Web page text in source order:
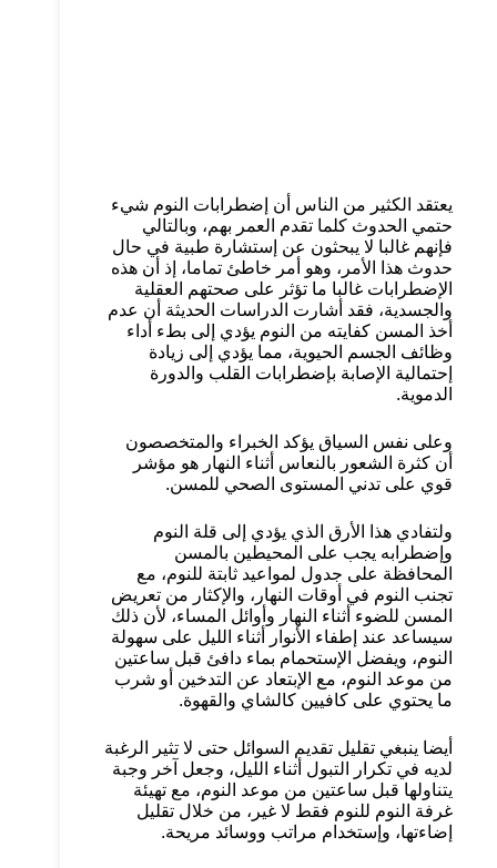
يعتقد الكثير من الناس أن إضطرابات النوم شيء
حتمي الحدوث كلما تقدم العمر بهم، وبالتالي
فإنهم غالبا لا يبحثون عن إستشارة طبية في حال
حدوث هذا الأمر، وهو أمر خاطئ تماما، إذ أن هذه
الإضطرابات غالبا ما تؤثر على صحتهم العقلية
والجسدية، فقد أشارت الدراسات الحديثة أن عدم
أخذ المسن كفايته من النوم يؤدي إلى بطء أداء
وظائف الجسم الحيوية، مما يؤدي إلى زيادة
إحتمالية الإصابة بإضطرابات القلب والدورة
الدموية.
وعلى نفس السياق يؤكد الخبراء والمتخصصون
أن كثرة الشعور بالنعاس أثناء النهار هو مؤشر
قوي على تدني المستوى الصحي للمسن.
ولتفادي هذا الأرق الذي يؤدي إلى قلة النوم
وإضطرابه يجب على المحيطين بالمسن
المحافظة على جدول لمواعيد ثابتة للنوم، مع
تجنب النوم في أوقات النهار، والإكثار من تعريض
المسن للضوء أثناء النهار وأوائل المساء، لأن ذلك
سيساعد عند إطفاء الأنوار أثناء الليل على سهولة
النوم، ويفضل الإستحمام بماء دافئ قبل ساعتين
من موعد النوم، مع الإبتعاد عن التدخين أو شرب
ما يحتوي على كافيين كالشاي والقهوة.
أيضا ينبغي تقليل تقديم السوائل حتى لا تثير الرغبة
لديه في تكرار التبول أثناء الليل، وجعل آخر وجبة
يتناولها قبل ساعتين من موعد النوم، مع تهيئة
غرفة النوم للنوم فقط لا غير، من خلال تقليل
إضاءتها، وإستخدام مراتب ووسائد مريحة.